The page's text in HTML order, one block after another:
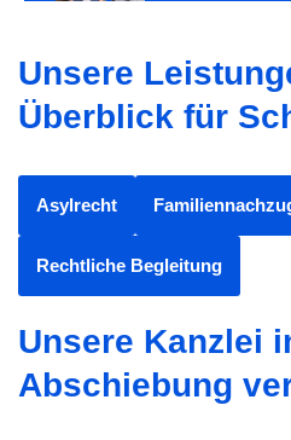
Unsere
Überblick für
Asylrecht
Rechtliche Begleitung
Unsere Kanzlei
Abschiebung